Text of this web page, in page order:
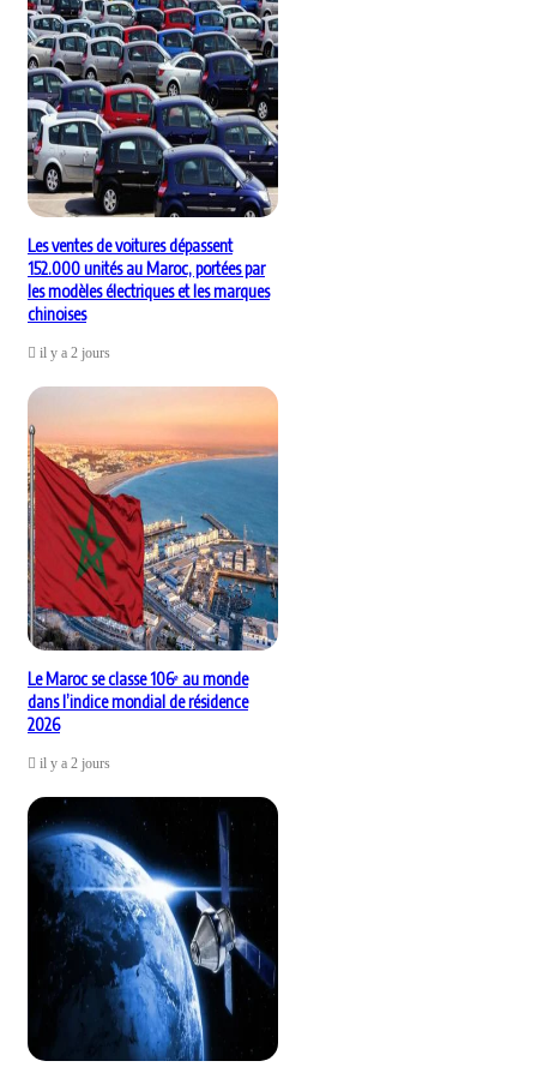
Les ventes de voitures dépassent
152.000 unités au Maroc, portées par
les modèles électriques et les marques
chinoises
il y a 2 jours
Le Maroc se classe 106ᵉ au monde
dans l’indice mondial de résidence
2026
il y a 2 jours